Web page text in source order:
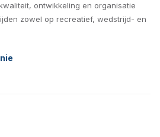
ontwikkeling en organisatie
zowel op recreatief, wedstrijd- en